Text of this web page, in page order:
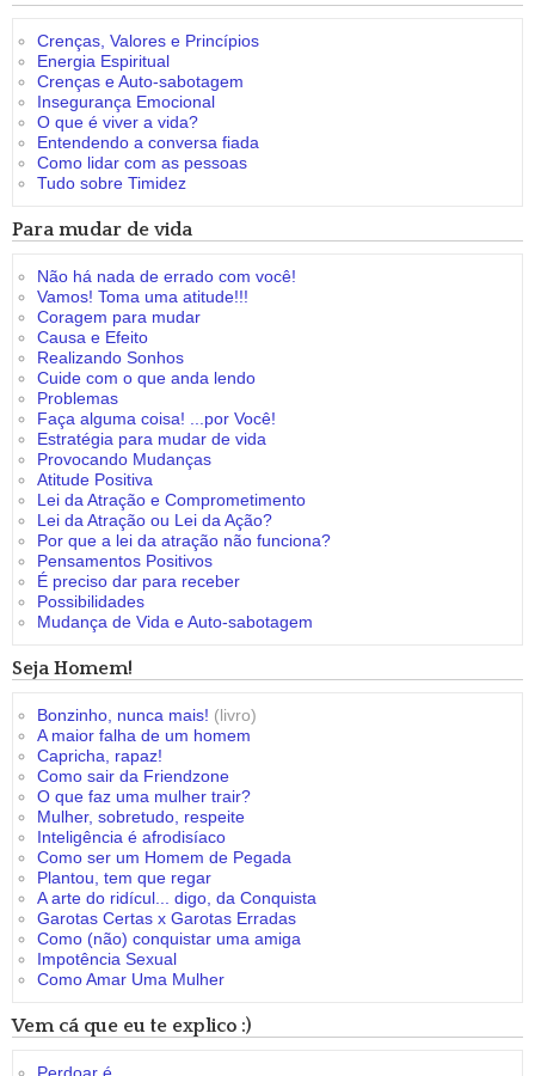
Crenças, Valores e Princípios
Energia Espiritual
Crenças e Auto-sabotagem
Insegurança Emocional
O que é viver a vida?
Entendendo a conversa fiada
Como lidar com as pessoas
Tudo sobre Timidez
Para mudar de vida
Não há nada de errado com você!
Vamos! Toma uma atitude!!!
Coragem para mudar
Causa e Efeito
Realizando Sonhos
Cuide com o que anda lendo
Problemas
Faça alguma coisa! ...por Você!
Estratégia para mudar de vida
Provocando Mudanças
Atitude Positiva
Lei da Atração e Comprometimento
Lei da Atração ou Lei da Ação?
Por que a lei da atração não funciona?
Pensamentos Positivos
É preciso dar para receber
Possibilidades
Mudança de Vida e Auto-sabotagem
Seja Homem!
Bonzinho, nunca mais! (livro)
A maior falha de um homem
Capricha, rapaz!
Como sair da Friendzone
O que faz uma mulher trair?
Mulher, sobretudo, respeite
Inteligência é afrodisíaco
Como ser um Homem de Pegada
Plantou, tem que regar
A arte do ridícul... digo, da Conquista
Garotas Certas x Garotas Erradas
Como (não) conquistar uma amiga
Impotência Sexual
Como Amar Uma Mulher
Vem cá que eu te explico :)